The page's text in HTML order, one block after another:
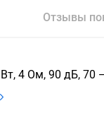
Отзывы
4 Ом, 90 дБ, 70